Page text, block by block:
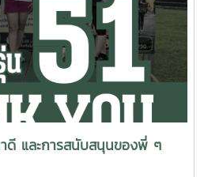
และการสนับสนุนของพี่ ๆ